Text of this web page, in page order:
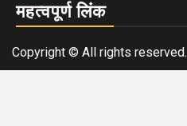
महत्वपूर्ण लिंक
Copyright © All rights reserved.